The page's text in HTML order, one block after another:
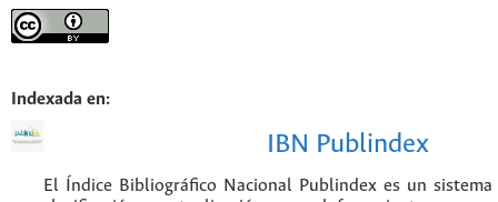
Indexada en:
IBN Publindex
El Índice Bibliográfico Nacional Publindex es un